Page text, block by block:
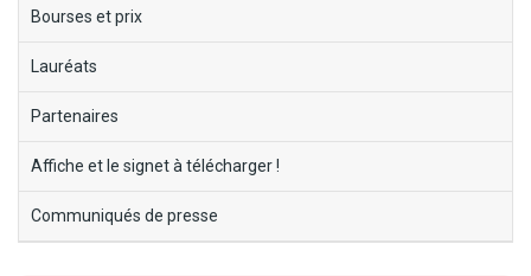
Bourses et prix
Lauréats
Partenaires
Affiche et le signet à télécharger !
Communiqués de presse